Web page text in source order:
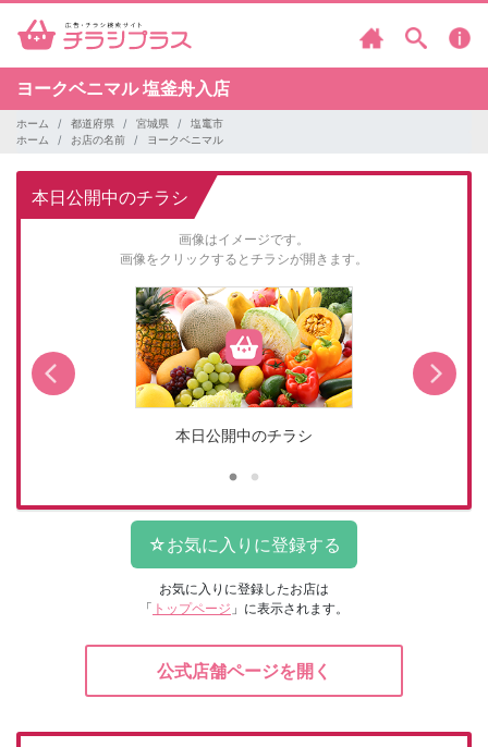
ヨークベニマル塩釜舟入店
ホーム 都道府県 宮城県
塩竃市
ホーム
お店の名前 ヨークベニマル
本日公開中のチラシ
画像はイメージです。
画像をクリックするとチラシが開きます。
本日公開中のチラシ
お気に入りに登録したお店は
「 トップページ 」に表示されます。
公式店舗ページを開く